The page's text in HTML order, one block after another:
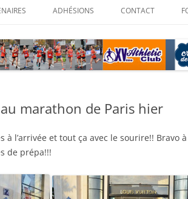
ADHÉSIONS CONTACT
marathon de Paris hier
à l’arrivée et tout ça avec le sourire!!
de prépa!!!